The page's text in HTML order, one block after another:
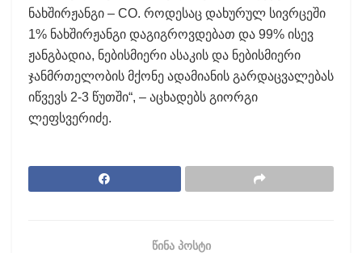
ნახშირჟანგი – CO. როდესაც დახურულ სივრცეში
1% ნახშირჟანგი დაგიგროვდებათ და 99% ისევ
ჟანგბადია, ნებისმიერი ასაკის და ნებისმიერი
ჯანმრთელობის მქონე ადამიანის გარდაცვალებას
იწვევს 2-3 წუთში“, – აცხადებს გიორგი
ლეფსვერიძე.
წინა პოსტი